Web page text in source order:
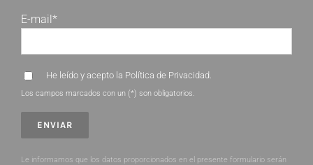
E-mail*
He leído y acepto la Política de Privacidad.
Los campos marcados con un (*) son obligatorios.
Le informamos que los datos proporcionados en el presente formulario serán